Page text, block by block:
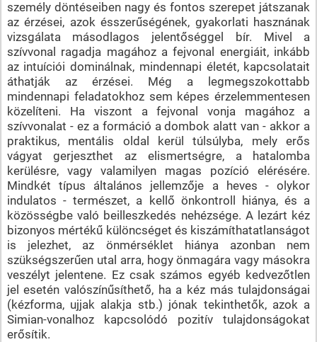
személy döntéseiben nagy és fontos szerepet játszanak
az érzései, azok ésszerűségének, gyakorlati hasznának
vizsgálata másodlagos jelentőséggel bír. Mivel a
szívvonal ragadja magához a fejvonal energiáit, inkább
az intuíciói dominálnak, mindennapi életét, kapcsolatait
áthatják az érzései. Még a legmegszokottabb
mindennapi feladatokhoz sem képes érzelemmentesen
közelíteni. Ha viszont a fejvonal vonja magához a
szívvonalat - ez a formáció a dombok alatt van - akkor a
praktikus, mentális oldal kerül túlsúlyba, mely erős
vágyat gerjeszthet az elismertségre, a hatalomba
kerülésre, vagy valamilyen magas pozíció elérésére.
Mindkét típus általános jellemzője a heves - olykor
indulatos - természet, a kellő önkontroll hiánya, és a
közösségbe való beilleszkedés nehézsége. A lezárt kéz
bizonyos mértékű különcséget és kiszámíthatatlanságot
is jelezhet, az önmérséklet hiánya azonban nem
szükségszerűen utal arra, hogy önmagára vagy másokra
veszélyt jelentene. Ez csak számos egyéb kedvezőtlen
jel esetén valószínűsíthető, ha a kéz más tulajdonságai
(kézforma, ujjak alakja stb.) jónak tekinthetők, azok a
Simian-vonalhoz kapcsolódó pozitív tulajdonságokat
erősítik.